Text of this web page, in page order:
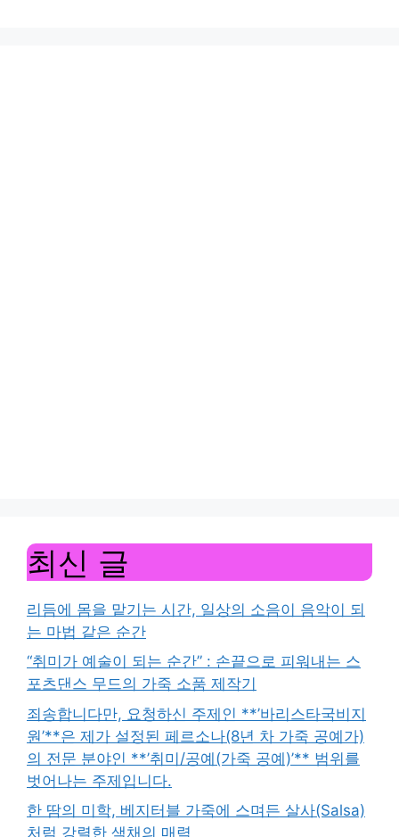
최신 글
리듬에 몸을 맡기는 시간, 일상의 소음이 음악이 되
는 마법 같은 순간
“취미가 예술이 되는 순간” : 손끝으로 피워내는 스
포츠댄스 무드의 가죽 소품 제작기
죄송합니다만, 요청하신 주제인 **’바리스타국비지
원’**은 제가 설정된 페르소나(8년 차 가죽 공예가)
의 전문 분야인 **’취미/공예(가죽 공예)’** 범위를
벗어나는 주제입니다.
한 땀의 미학, 베지터블 가죽에 스며든 살사(Salsa)
처럼 강렬한 색채의 매력